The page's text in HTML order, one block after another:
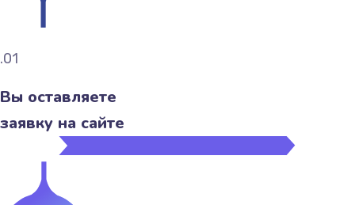
.01
Вы оставляете
заявку на сайте